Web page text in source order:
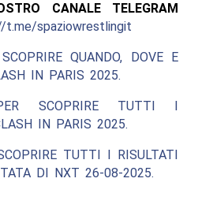
CANALE TELEGRAM
t.me/spaziowrestlingit
QUANDO, DOVE E
IN PARIS 2025.
SCOPRIRE TUTTI I
IN PARIS 2025.
TUTTI I RISULTATI
DI NXT 26-08-2025.